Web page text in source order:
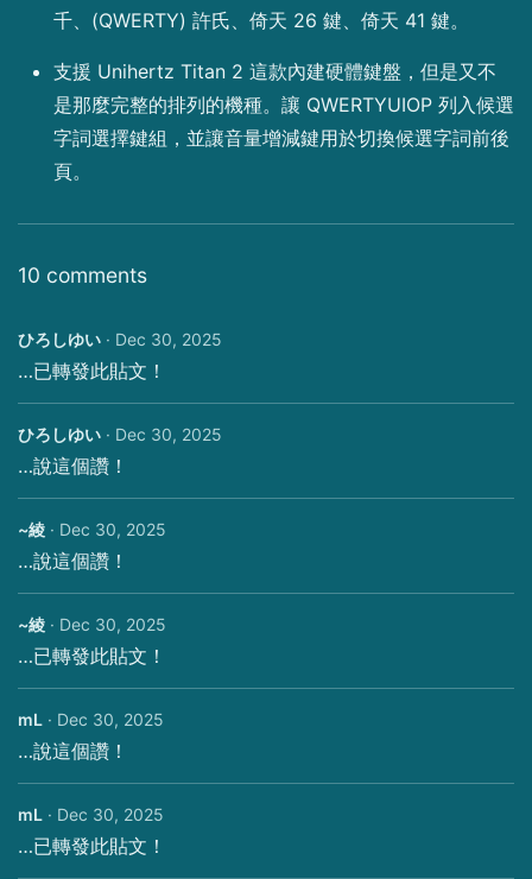
千、(QWERTY) 許氏、倚天 26 鍵、倚天 41 鍵。
支援 Unihertz Titan 2 這款內建硬體鍵盤，但是又不
是那麼完整的排列的機種。讓 QWERTYUIOP 列入候選
字詞選擇鍵組，並讓音量增減鍵用於切換候選字詞前後
頁。
10 comments
ひろしゆい · Dec 30, 2025
…已轉發此貼文！
ひろしゆい · Dec 30, 2025
…說這個讚！
~綾 · Dec 30, 2025
…說這個讚！
~綾 · Dec 30, 2025
…已轉發此貼文！
mL · Dec 30, 2025
…說這個讚！
mL · Dec 30, 2025
…已轉發此貼文！